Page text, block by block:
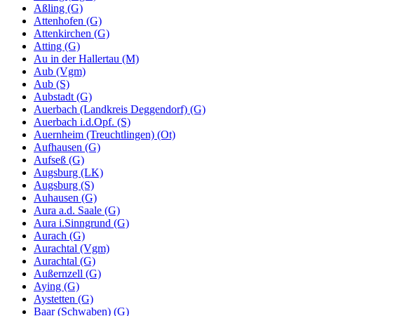
Aßling (G)
Attenhofen (G)
Attenkirchen (G)
Atting (G)
Au in der Hallertau (M)
Aub (Vgm)
Aub (S)
Aubstadt (G)
Auerbach (Landkreis Deggendorf) (G)
Auerbach i.d.Opf. (S)
Auernheim (Treuchtlingen) (Ot)
Aufhausen (G)
Aufseß (G)
Augsburg (LK)
Augsburg (S)
Auhausen (G)
Aura a.d. Saale (G)
Aura i.Sinngrund (G)
Aurach (G)
Aurachtal (Vgm)
Aurachtal (G)
Außernzell (G)
Aying (G)
Aystetten (G)
Baar (Schwaben) (G)